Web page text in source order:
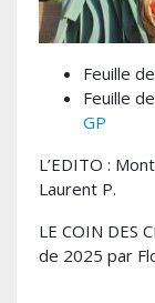
Feuille
Feuille
GP
L’EDITO :
Laurent P.
LE COIN DES
de 2025 par